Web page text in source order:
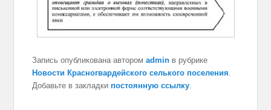
Запись опубликована авторомadmin в рубрике
Новости Красногвардейского селького поселения.
Добавьте в закладки постоянную ссылку.